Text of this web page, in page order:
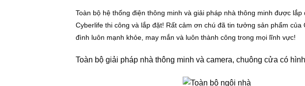
Toàn bộ hệ thống điện thông minh và giải pháp nhà thông minh được
Cyberlife thi công và lắp đặt! Rất cảm ơn chú đã tin tưởng sản phẩm
đình luôn mạnh khỏe, may mắn và luôn thành công trong mọi lĩnh vực!
Toàn bộ giải pháp nhà thông minh và camera, chuông cửa có